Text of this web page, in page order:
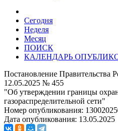
Сегодня
Неделя
Месяц
ПОИСК
КАЛЕНДАРЬ
Постановление Правительства
12.05.2025 № 455
"Об утверждении границы
газораспределительной сети"
Номер опубликования:
Дата опубликования: 13.05.2025